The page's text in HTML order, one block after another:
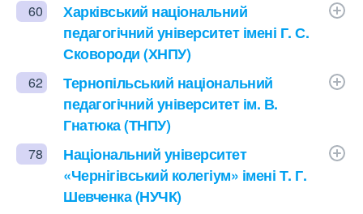
60
Харківський національний
педагогічний університет імені Г. С.
Сковороди (ХНПУ)
62
Тернопільський національний
педагогічний університет ім. В.
Гнатюка (ТНПУ)
78
Національний університет
«Чернігівський колегіум» імені Т. Г.
Шевченка (НУЧК)